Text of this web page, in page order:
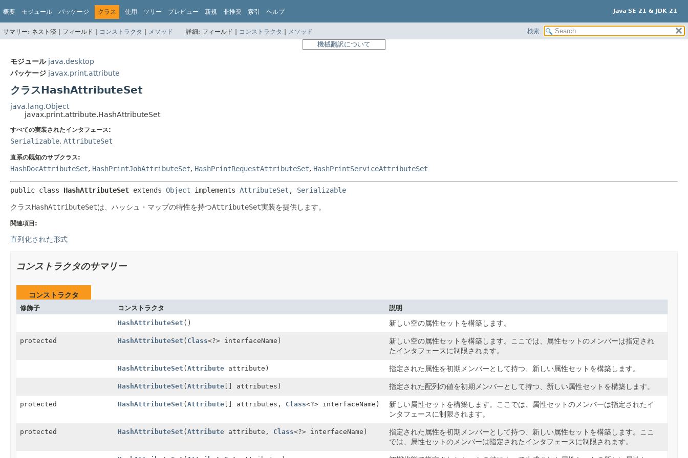
Java SE 21 & JDK 21
概要 モジュール パッケージ クラス 使用 ツリー プレビュー 新規 非推奨 索引 ヘルプ
サマリー: ネスト済 | フィールド | コンストラクタ | メソッド 詳細: フィールド | コンストラクタ | メソッド 検索
機械翻訳について
モジュール java.desktop
パッケージ javax.print.attribute
クラスHashAttributeSet
java.lang.Object
javax.print.attribute.HashAttributeSet
すべての実装されたインタフェース:
Serializable, AttributeSet
直系の既知のサブクラス:
HashDocAttributeSet, HashPrintJobAttributeSet, HashPrintRequestAttributeSet, HashPrintServiceAttributeSet
public class HashAttributeSet extends Object implements AttributeSet , Serializable
クラスHashAttributeSetは、ハッシュ・マップの特性を持つAttributeSet実装を提供します。
関連項目:
直列化された形式
コンストラクタのサマリー
コンストラクタ
修飾子 コンストラクタ
説明
HashAttributeSet () 新しい空の属性セットを構築します。
protected HashAttributeSet ( Class<?> interfaceName)
新しい空の属性セットを構築します。ここでは、属性セットのメンバーは指定され
たインタフェースに制限されます。
HashAttributeSet (Attributeattribute) 指定された属性を初期メンバーとして持つ、新しい属性セットを構築します。
HashAttributeSet (Attribute[] attributes) 指定された配列の値を初期メンバーとして持つ、新しい属性セットを構築します。
protected HashAttributeSet (Attribute[] attributes, Class<?> interfaceName)
新しい属性セットを構築します。ここでは、属性セットのメンバーは指定されたイ
ンタフェースに制限されます。
protected HashAttributeSet (Attributeattribute, Class<?> interfaceName)
指定された属性を初期メンバーとして持つ、新しい属性セットを構築します。ここ
では、属性セットのメンバーは指定されたインタフェースに制限されます。